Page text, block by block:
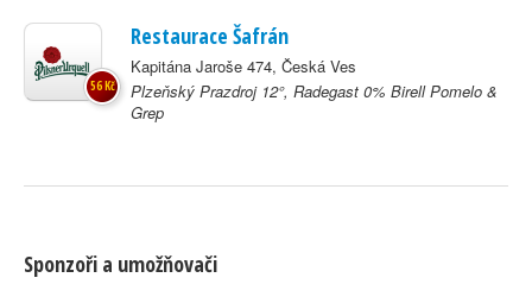
Restaurace Šafrán
Kapitána Jaroše 474, Česká Ves
Plzeňský Prazdroj 12°, Radegast 0% Birell Pomelo &
Grep
56 Kč
Sponzoři a umožňovači